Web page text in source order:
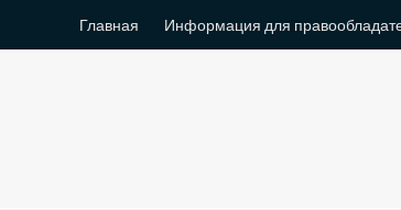
Главная Информация для